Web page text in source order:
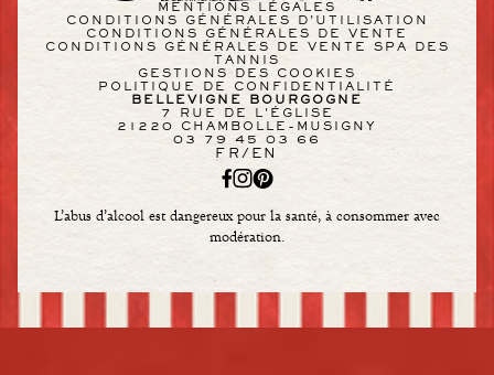
MENTIONS LÉGALES
CONDITIONS GÉNÉRALES D'UTILISATION
CONDITIONS GÉNÉRALES DE VENTE
CONDITIONS GÉNÉRALES DE VENTE SPA DES
TANNIS
GESTIONS DES COOKIES
POLITIQUE DE CONFIDENTIALITÉ
BELLEVIGNE BOURGOGNE
7 RUE DE L'ÉGLISE
21220 CHAMBOLLE-MUSIGNY
03 79 45 03 66
FR / EN
L’abus d’alcool est dangereux pour la santé, à consommer avec
modération.